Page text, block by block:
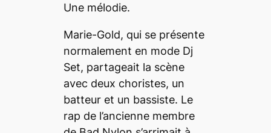
Une mélodie.
Marie-Gold, qui se présente
normalement en mode Dj
Set, partageait la scène
avec deux choristes, un
batteur et un bassiste. Le
rap de l’ancienne membre